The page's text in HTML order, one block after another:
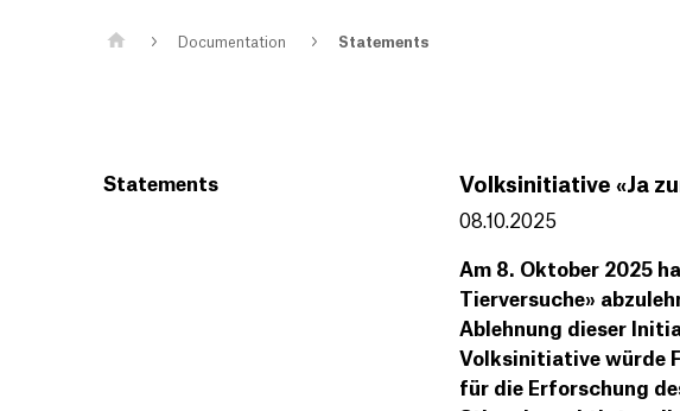
Documentation Statements
Statements Volksinitiative «Ja
08.10.2025
Am 8. Oktober 2025
Tierversuche»
Ablehnung dieser
Volksinitiative würde
für die Erforschung